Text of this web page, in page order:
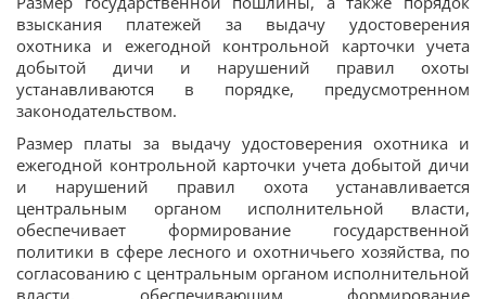
взыскания платежей за выдачу удостоверения
охотника и ежегодной контрольной карточки учета
добытой дичи и нарушений правил охоты
устанавливаются в порядке, предусмотренном
законодательством.
Размер платы за выдачу удостоверения охотника и
ежегодной контрольной карточки учета добытой дичи
и нарушений правил охота устанавливается
центральным органом исполнительной власти,
обеспечивает формирование государственной
политики в сфере лесного и охотничьего хозяйства, по
согласованию с центральным органом исполнительной